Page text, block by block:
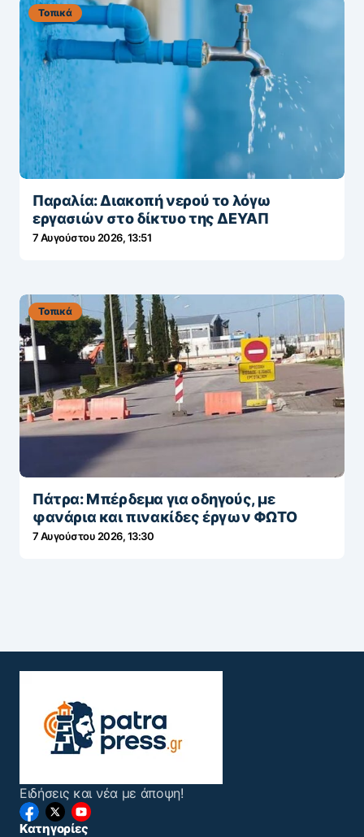
Τοπικά
Παραλία: Διακοπή νερού το λόγω
εργασιών στο δίκτυο της ΔΕΥΑΠ
7 Αυγούστου 2026, 13:51
Τοπικά
Πάτρα: Μπέρδεμα για οδηγούς, με
φανάρια και πινακίδες έργων ΦΩΤΟ
7 Αυγούστου 2026, 13:30
Ειδήσεις και νέα με άποψη!
Κατηγορίες